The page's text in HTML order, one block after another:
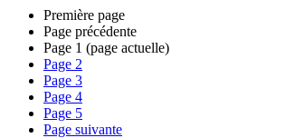
Première page
Page précédente
Page 1 (page actuelle)
Page 2
Page 3
Page 4
Page 5
Page suivante